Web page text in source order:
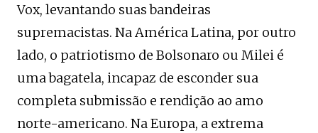
Vox, levantando suas bandeiras
supremacistas. Na América Latina, por outro
lado, o patriotismo de Bolsonaro ou Milei é
uma bagatela, incapaz de esconder sua
completa submissão e rendição ao amo
norte-americano. Na Europa, a extrema